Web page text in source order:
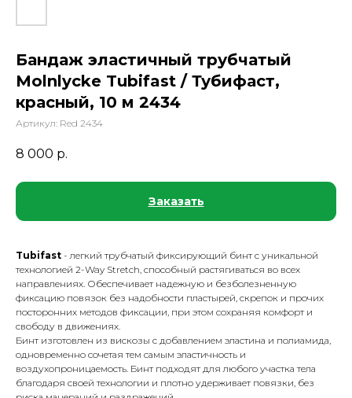
Бандаж эластичный трубчатый
Molnlycke Tubifast / Тубифаст,
красный, 10 м 2434
Артикул: Red 2434
8 000 р.
Заказать
Tubifast - легкий трубчатый фиксирующий бинт с уникальной
технологией 2-Way Stretch, способный растягиваться во всех
направлениях. Обеспечивает надежную и безболезненную
фиксацию повязок без надобности пластырей, скрепок и прочих
посторонних методов фиксации, при этом сохраняя комфорт и
свободу в движениях.
Бинт изготовлен из вискозы с добавлением эластина и полиамида,
одновременно сочетая тем самым эластичность и
воздухопроницаемость. Бинт подходят для любого участка тела
благодаря своей технологии и плотно удерживает повязки, без